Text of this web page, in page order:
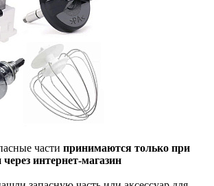
части принимаются только при
интернет-магазин